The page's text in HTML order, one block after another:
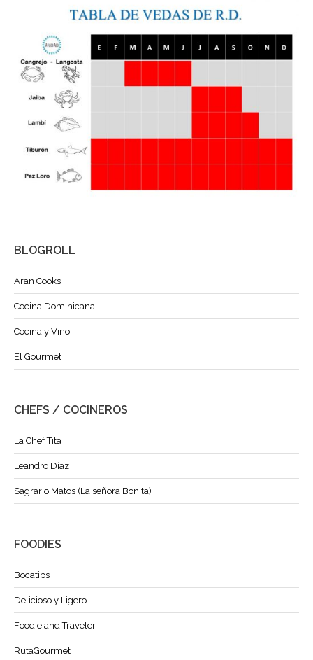
BLOGROLL
Aran Cooks
Cocina Dominicana
Cocina y Vino
El Gourmet
CHEFS / COCINEROS
La Chef Tita
Leandro Díaz
Sagrario Matos (La señora Bonita)
FOODIES
Bocatips
Delicioso y Ligero
Foodie and Traveler
RutaGourmet